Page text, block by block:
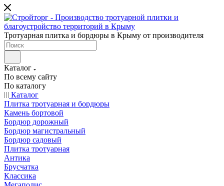
Тротуарная плитка и бордюры в Крыму от производителя
Каталог
По всему сайту
По каталогу
Каталог
Плитка тротуарная и бордюры
Камень бортовой
Бордюр дорожный
Бордюр магистральный
Бордюр садовый
Плитка тротуарная
Антика
Брусчатка
Классика